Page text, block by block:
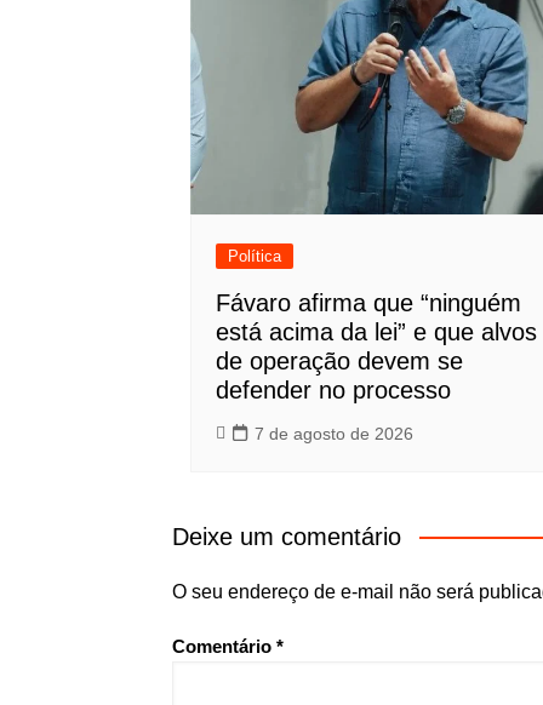
Política
Fávaro afirma que “ninguém
está acima da lei” e que alvos
de operação devem se
defender no processo
7 de agosto de 2026
Deixe um comentário
O seu endereço de e-mail não será
Comentário *